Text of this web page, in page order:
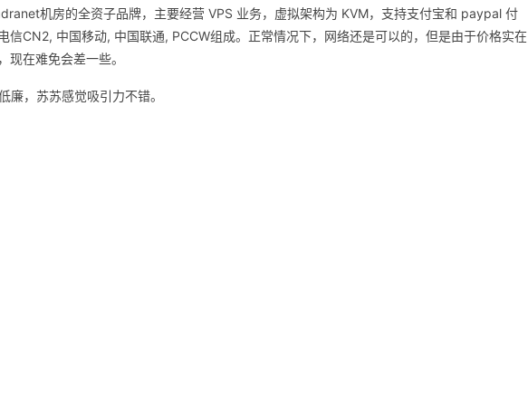
机房的全资子品牌，主要经营 VPS 业务，虚拟架构为 KVM，支持支付宝和 paypal 付
信CN2, 中国移动, 中国联通, PCCW组成。正常情况下，网络还是可以的，但是由于价格实在
在难免会差一些。
，苏苏感觉吸引力不错。